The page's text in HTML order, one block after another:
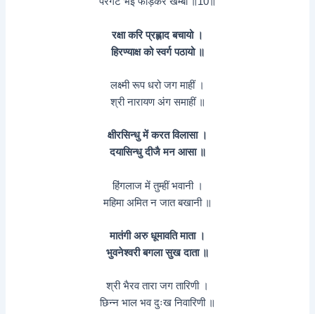
रक्षा करि प्रह्लाद बचायो ।
हिरण्याक्ष को स्वर्ग पठायो ॥
लक्ष्मी रूप धरो जग माहीं ।
श्री नारायण अंग समाहीं ॥
क्षीरसिन्धु में करत विलासा ।
दयासिन्धु दीजै मन आसा ॥
हिंगलाज में तुम्हीं भवानी ।
महिमा अमित न जात बखानी ॥
मातंगी अरु धूमावति माता ।
भुवनेश्वरी बगला सुख दाता ॥
श्री भैरव तारा जग तारिणी ।
छिन्न भाल भव दुःख निवारिणी ॥